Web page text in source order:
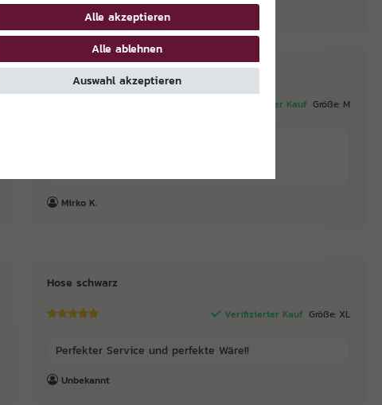
Martini
Hose
Verifizierter Kauf Größe: M
Mirko K.
Hose schwarz
Verifizierter Kauf Größe: XL
Perfekter Service und perfekte Wäre!!
Unbekannt
Alle akzeptieren
Alle ablehnen
Auswahl akzeptieren